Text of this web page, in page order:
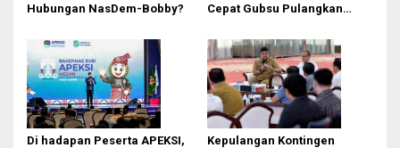
Hubungan NasDem-Bobby?
Cepat Gubsu Pulangkan
Lewat Extra Flight
Di hadapan Peserta APEKSI,
Kepulangan Kontingen